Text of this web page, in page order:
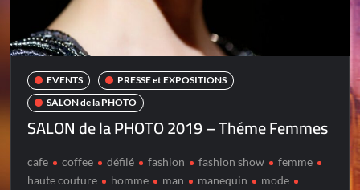
EVENTS
PRESSE et EXPOSITIONS
SALON de la PHOTO
SALON de la PHOTO 2019 – Théme Femmes
cafe coffee défilé fashion fashion show
femme
haute couture
homme man manequin
mode